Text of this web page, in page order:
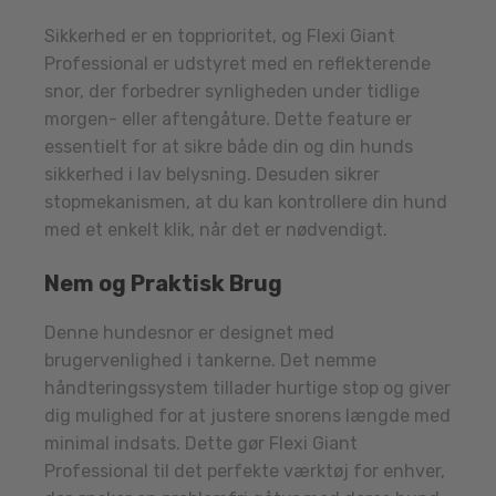
Sikkerhed er en topprioritet, og Flexi Giant
Professional er udstyret med en reflekterende
snor, der forbedrer synligheden under tidlige
morgen- eller aftengåture. Dette feature er
essentielt for at sikre både din og din hunds
sikkerhed i lav belysning. Desuden sikrer
stopmekanismen, at du kan kontrollere din hund
med et enkelt klik, når det er nødvendigt.
Nem og Praktisk Brug
Denne hundesnor er designet med
brugervenlighed i tankerne. Det nemme
håndteringssystem tillader hurtige stop og giver
dig mulighed for at justere snorens længde med
minimal indsats. Dette gør Flexi Giant
Professional til det perfekte værktøj for enhver,